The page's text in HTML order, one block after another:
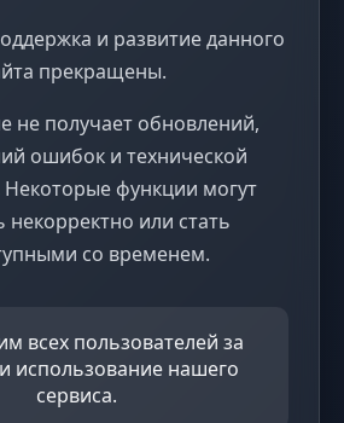
и развитие данного
прекращены.
не получает обновлений,
ошибок и технической
функции могут
некорректно или стать
со временем.
всех пользователей за
использование нашего
сервиса.